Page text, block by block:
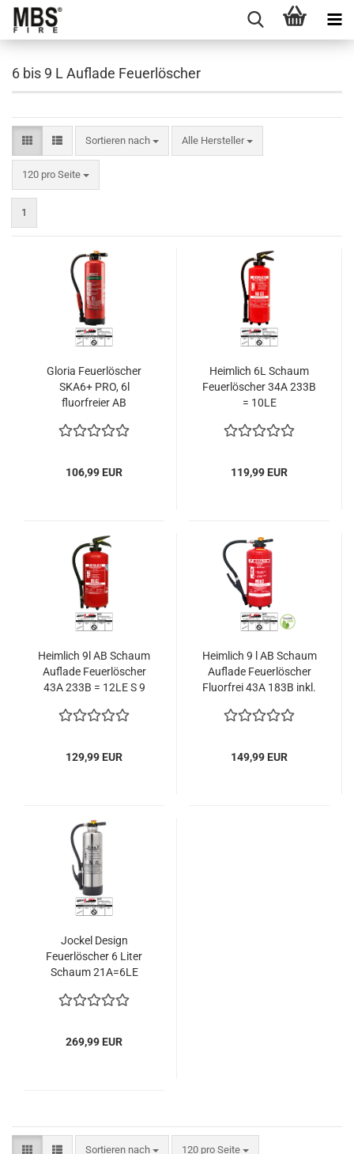
6 bis 9 L Auflade Feuerlöscher
Sortieren nach
Sortieren nach Alle Hersteller
120 pro Seite
pro Seite
1
Gloria Feuerlöscher
SKA6+ PRO, 6l
fluorfreier AB
Halterung u. Plakette
106,99 EUR
Heimlich 6L Schaum
Feuerlöscher 34A 233B
= 10LE
119,99 EUR
Heimlich 9l AB Schaum
Auflade Feuerlöscher
43A 233B = 12LE S 9
129,99 EUR
Heimlich 9 l AB Schaum
Auflade Feuerlöscher
Fluorfrei 43A 183B inkl.
149,99 EUR
Jockel Design
Feuerlöscher 6 Liter
Schaum 21A=6LE
269,99 EUR
Sortieren nach
Sortieren nach 120 pro Seite
pro Seite